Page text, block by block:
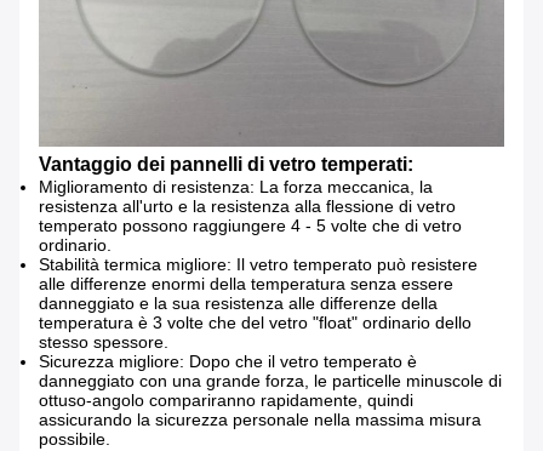
Vantaggio dei pannelli di vetro temperati:
Miglioramento di resistenza: La forza meccanica, la
resistenza all'urto e la resistenza alla flessione di vetro
temperato possono raggiungere 4 - 5 volte che di vetro
ordinario.
Stabilità termica migliore: Il vetro temperato può resistere
alle differenze enormi della temperatura senza essere
danneggiato e la sua resistenza alle differenze della
temperatura è 3 volte che del vetro "float" ordinario dello
stesso spessore.
Sicurezza migliore: Dopo che il vetro temperato è
danneggiato con una grande forza, le particelle minuscole di
ottuso-angolo compariranno rapidamente, quindi
assicurando la sicurezza personale nella massima misura
possibile.